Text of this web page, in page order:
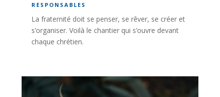
RESPONSABLES
La fraternité doit se penser, se rêver, se créer et
s’organiser. Voilà le chantier qui s’ouvre devant
chaque chrétien.